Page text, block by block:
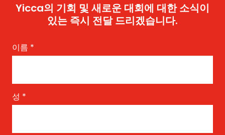
Yicca의 기회 및 새로운 대회에 대한 소식이
있는 즉시 전달 드리겠습니다.
이름 *
성 *